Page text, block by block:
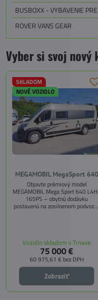
BUSBOXX - VYBAVENIE
ROVER VANS GEAR
Vyber si svoj nový
SKLADOM
NOVÉ VOZIDLO
MEGAMOBIL MegaSport 640
Objavte prémiový model
MEGAMOBIL Mega Sport 640
165PS – obytnú dodávku
postavenú na zosilnenom podvozku
pozdĺžnemu lôžku a možnosti
doplniť predné prídavné lôžko.
Vozidlo skladom v Trnave
75 000 €
60 975,61 € bez DPH
Zobraziť